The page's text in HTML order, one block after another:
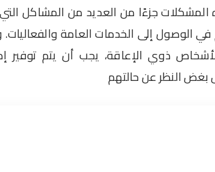
جزءًا من العديد من المشاكل
الوصول إلى الخدمات العامة والفعاليات.
ذوي الإعاقة، يجب أن يتم توفير
النظر عن حالتهم